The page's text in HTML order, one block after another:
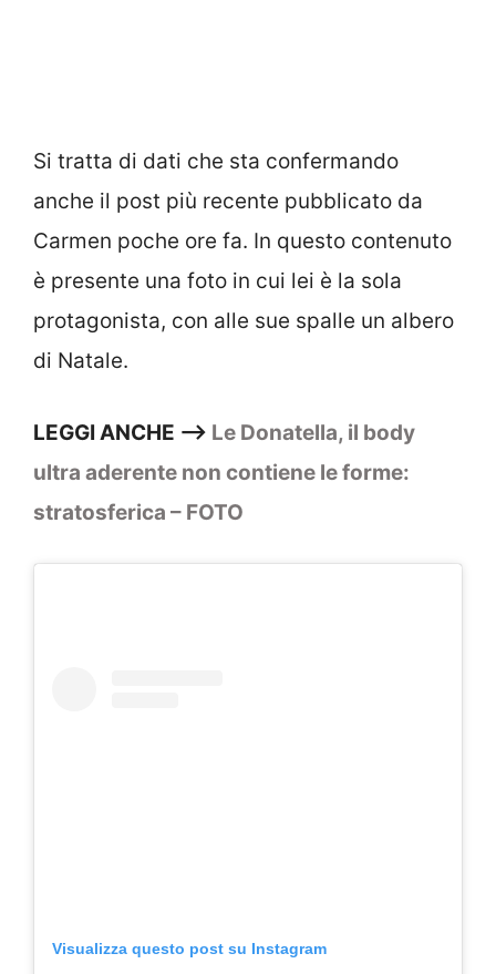
Si tratta di dati che sta confermando
anche il post più recente pubblicato da
Carmen poche ore fa. In questo contenuto
è presente una foto in cui lei è la sola
protagonista, con alle sue spalle un albero
di Natale.
LEGGI ANCHE —> Le Donatella, il body
ultra aderente non contiene le forme:
stratosferica – FOTO
Visualizza questo post su Instagram